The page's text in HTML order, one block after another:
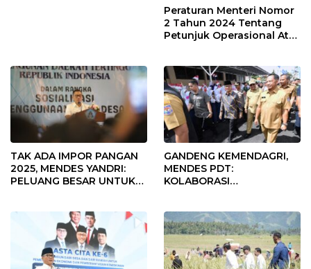
Peraturan Menteri Nomor
2 Tahun 2024 Tentang
Petunjuk Operasional Atas
TAK ADA IMPOR PANGAN
2025, MENDES YANDRI:
PELUANG BESAR UNTUK
GANDENG KEMENDAGRI,
MENDES PDT:
KOLABORASI